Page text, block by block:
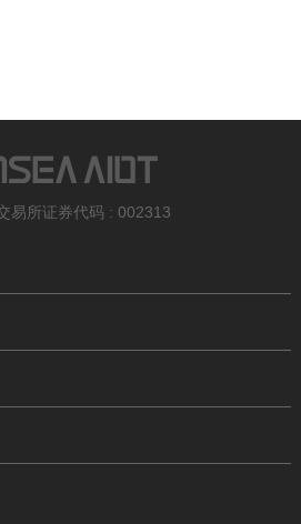
易所证券代码 : 002313